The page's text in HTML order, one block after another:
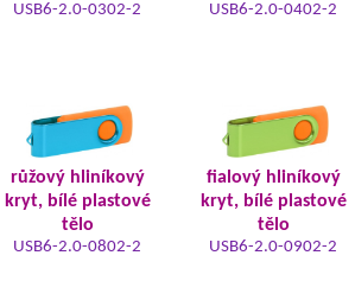
USB6-2.0-0302-2 USB6-2.0-0402-2
růžový hliníkový
kryt, bílé plastové
tělo
USB6-2.0-0802-2
fialový hliníkový
kryt, bílé plastové
tělo
USB6-2.0-0902-2